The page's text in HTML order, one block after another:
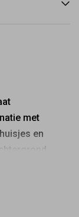
met
en